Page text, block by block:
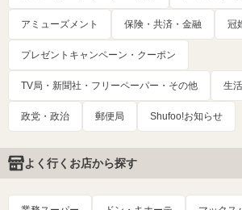
アミューズメント 保険・共済・金融 冠
プレゼントキャンペーン・クーポン
TV局・新聞社・フリーペーパー・その他 生
政党・政治 郵便局 Shufoo!お知らせ
よく行くお店から探す